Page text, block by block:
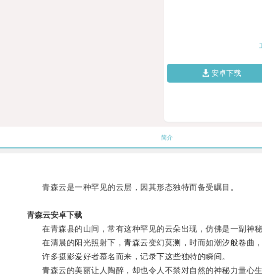
安卓下载
简介
青森云是一种罕见的云层，因其形态独特而备受瞩目。
青森云安卓下载
在青森县的山间，常有这种罕见的云朵出现，仿佛是一副神秘
在清晨的阳光照射下，青森云变幻莫测，时而如潮汐般卷曲，
许多摄影爱好者慕名而来，记录下这些独特的瞬间。
青森云的美丽让人陶醉，却也令人不禁对自然的神秘力量心生